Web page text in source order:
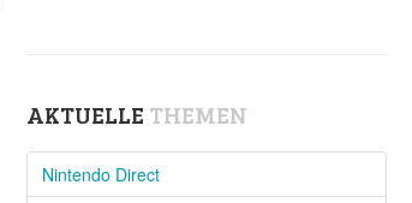
AKTUELLE THEMEN
Nintendo Direct